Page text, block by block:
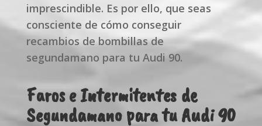
imprescindible. Es por ello, que seas
consciente de cómo conseguir
recambios de bombillas de
segundamano para tu Audi 90.
Faros e Intermitentes de
Segundamano para tu Audi 90